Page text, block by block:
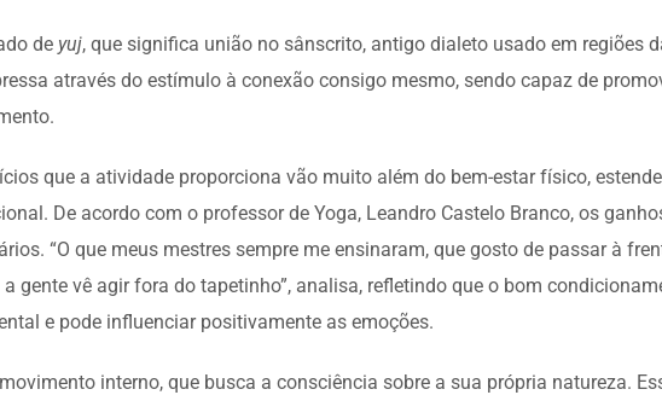
de yuj, que significa união no sânscrito, antigo dialeto usado em regiões
através do estímulo à conexão consigo mesmo, sendo capaz de
que a atividade proporciona vão muito além do bem-estar físico,
De acordo com o professor de Yoga, Leandro Castelo Branco, os
“O que meus mestres sempre me ensinaram, que gosto de passar à
gente vê agir fora do tapetinho”, analisa, refletindo que o bom
e pode influenciar positivamente as emoções.
interno, que busca a consciência sobre a sua própria natureza.